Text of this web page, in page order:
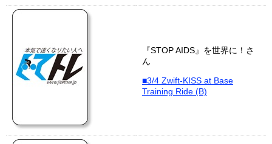
『STOP AIDS』を世界に！さ
ん
■3/4 Zwift-KISS at Base
Training Ride (B)